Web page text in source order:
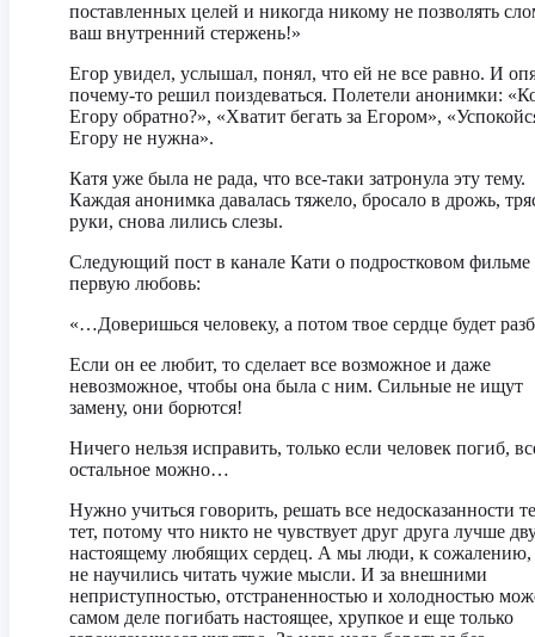
поставленных целей и никогда никому не позволять
ваш внутренний стержень!»
Егор увидел, услышал, понял, что ей не все равно. И
почему-то решил поиздеваться. Полетели анонимки:
Егору обратно?», «Хватит бегать за Егором»,
Егору не нужна».
Катя уже была не рада, что все-таки затронула эту тему.
Каждая анонимка давалась тяжело, бросало в дрожь,
руки, снова лились слезы.
Следующий пост в канале Кати о подростковом фильме
первую любовь:
«…Доверишься человеку, а потом твое сердце будет
Если он ее любит, то сделает все возможное и даже
невозможное, чтобы она была с ним. Сильные не ищут
замену, они борются!
Ничего нельзя исправить, только если человек погиб,
остальное можно…
Нужно учиться говорить, решать все недосказанности
тет, потому что никто не чувствует друг друга лучше
настоящему любящих сердец. А мы люди, к
не научились читать чужие мысли. И за внешними
неприступностью, отстраненностью и холодностью
самом деле погибать настоящее, хрупкое и еще только